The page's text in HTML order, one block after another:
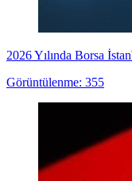
2026 Yılında Borsa
Görüntülenme: 355